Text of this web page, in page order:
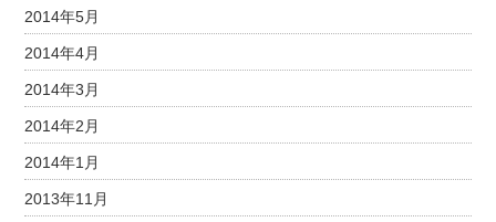
2014年5月
2014年4月
2014年3月
2014年2月
2014年1月
2013年11月